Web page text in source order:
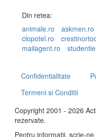
Din retea:
animale.ro
askmen.ro
clopotel.ro
mailagent.ro
Confidentialitate
Termeni si Conditii
Copyright 2001 - 2026
rezervate.
Pentru informatii, scrie-ne